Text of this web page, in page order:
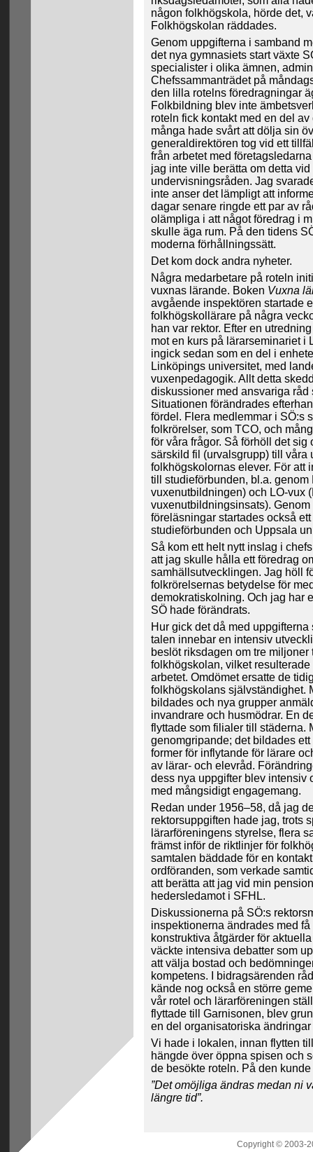
någon folkhögskola, hörde det,
Folkhögskolan räddades.
Genom uppgifterna i samband
det nya gymnasiets start växte
specialister i olika ämnen,
Chefssammanträdet på
den lilla rotelns föredragningar
Folkbildning blev inte
roteln fick kontakt med en del
många hade svårt att dölja sin
generaldirektören tog vid ett
från arbetet med
jag inte ville berätta om detta vid
undervisningsråden. Jag
inte anser det lämpligt att
dagar senare ringde ett par av
olämpliga i att något föredrag i
skulle äga rum. På den tidens
moderna förhållningssätt.
Det kom dock andra nyheter.
Några medarbetare på roteln
vuxnas lärande. Boken Vuxna
avgående inspektören startade
folkhögskollärare på några
han var rektor. Efter en
mot en kurs på lärarseminariet i
ingick sedan som en del i
Linköpings universitet, med
vuxenpedagogik. Allt detta
diskussioner med ansvariga råd
Situationen förändrades
fördel. Flera medlemmar i SÖ:s
folkrörelser, som TCO, och
för våra frågor. Så förhöll det
särskild fil (urvalsgrupp) till våra
folkhögskolornas elever. För att
till studieförbunden, bl.a.
vuxenutbildningen) och LO-vux
vuxenutbildningsinsats).
föreläsningar startades också
studieförbunden och Uppsala
Så kom ett helt nytt inslag i
att jag skulle hålla ett föredrag
samhällsutvecklingen. Jag höll
folkrörelsernas betydelse för
demokratiskolning. Och jag har
SÖ hade förändrats.
Hur gick det då med
talen innebar en intensiv
beslöt riksdagen om tre miljoner
folkhögskolan, vilket
arbetet. Omdömet ersatte de
folkhögskolans självständighet.
bildades och nya grupper
invandrare och husmödrar. En
flyttade som filialer till städerna.
genomgripande; det bildades
former för inflytande för lärare
av lärar- och elevråd.
dess nya uppgifter blev intensiv
med mångsidigt engagemang.
Redan under 1956–58, då jag
rektorsuppgiften hade jag, trots
lärarföreningens styrelse, flera
främst inför de riktlinjer för
samtalen bäddade för en
ordföranden, som verkade
att berätta att jag vid min
hedersledamot i SFHL.
Diskussionerna på SÖ:s
inspektionerna ändrades med
konstruktiva åtgärder för
väckte intensiva debatter som
att välja bostad och
kompetens. I bidragsärenden
kände nog också en större
vår rotel och lärarföreningen
flyttade till Garnisonen, blev
en del organisatoriska
Vi hade i lokalen, innan flytten
hängde över öppna spisen och
de besökte roteln. På den
”Det omöjliga ändras medan ni
längre tid”.
Copyright © 2003-